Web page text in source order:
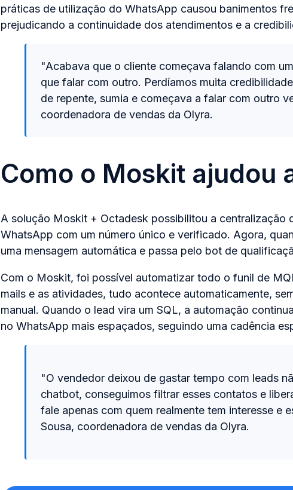
práticas de utilização do WhatsApp causou banimentos
prejudicando a continuidade dos atendimentos e a
"Acabava que o cliente começava falando com
que falar com outro. Perdíamos muita
de repente, sumia e começava a falar com outro
coordenadora de vendas da Olyra.
Como o Moskit ajudou
A solução Moskit + Octadesk possibilitou a centralização
WhatsApp com um número único e verificado. Agora,
uma mensagem automática e passa pelo bot de
Com o Moskit, foi possível automatizar todo o funil de
mails e as atividades, tudo acontece automaticamente,
manual. Quando o lead vira um SQL, a automação
no WhatsApp mais espaçados, seguindo uma cadência
"O vendedor deixou de gastar tempo com leads
chatbot, conseguimos filtrar esses contatos e
fale apenas com quem realmente tem interesse e
Sousa, coordenadora de vendas da Olyra.